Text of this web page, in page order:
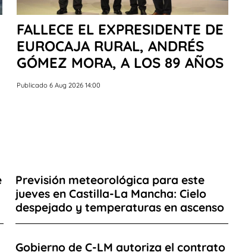
FALLECE EL EXPRESIDENTE DE
EUROCAJA RURAL, ANDRÉS
GÓMEZ MORA, A LOS 89 AÑOS
Publicado 6 Aug 2026 14:00
Previsión meteorológica para este
jueves en Castilla-La Mancha: Cielo
despejado y temperaturas en ascenso
Gobierno de C-LM autoriza el contrato